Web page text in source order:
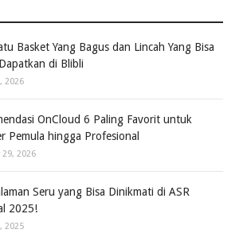
Basket Yang Bagus dan Lincah Yang Bisa
di Blibli
2026
OnCloud 6 Paling Favorit untuk
Pemula hingga Profesional
29, 2026
Seru yang Bisa Dinikmati di ASR
2025!
2025